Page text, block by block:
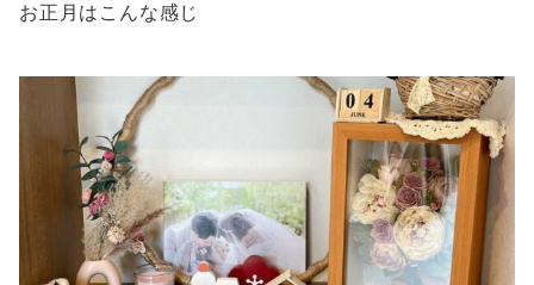
お正月はこんな感じ